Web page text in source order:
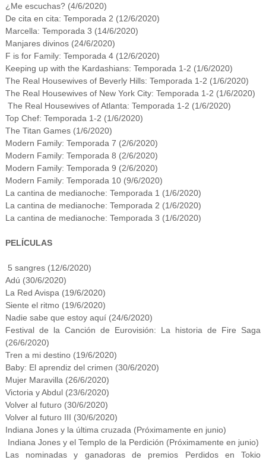
¿Me escuchas? (4/6/2020)
De cita en cita: Temporada 2 (12/6/2020)
Marcella: Temporada 3 (14/6/2020)
Manjares divinos (24/6/2020)
F is for Family: Temporada 4 (12/6/2020)
Keeping up with the Kardashians: Temporada 1-2 (1/6/2020)
The Real Housewives of Beverly Hills: Temporada 1-2 (1/6/2020)
The Real Housewives of New York City: Temporada 1-2 (1/6/2020)
The Real Housewives of Atlanta: Temporada 1-2 (1/6/2020)
Top Chef: Temporada 1-2 (1/6/2020)
The Titan Games (1/6/2020)
Modern Family: Temporada 7 (2/6/2020)
Modern Family: Temporada 8 (2/6/2020)
Modern Family: Temporada 9 (2/6/2020)
Modern Family: Temporada 10 (9/6/2020)
La cantina de medianoche: Temporada 1 (1/6/2020)
La cantina de medianoche: Temporada 2 (1/6/2020)
La cantina de medianoche: Temporada 3 (1/6/2020)
PELÍCULAS
5 sangres (12/6/2020)
Adú (30/6/2020)
La Red Avispa (19/6/2020)
Siente el ritmo (19/6/2020)
Nadie sabe que estoy aquí (24/6/2020)
Festival de la Canción de Eurovisión: La historia de Fire Saga
(26/6/2020)
Tren a mi destino (19/6/2020)
Baby: El aprendiz del crimen (30/6/2020)
Mujer Maravilla (26/6/2020)
Victoria y Abdul (23/6/2020)
Volver al futuro (30/6/2020)
Volver al futuro III (30/6/2020)
Indiana Jones y la última cruzada (Próximamente en junio)
Indiana Jones y el Templo de la Perdición (Próximamente en junio)
Las nominadas y ganadoras de premios Perdidos en Tokio